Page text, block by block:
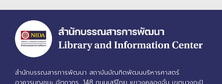
สำนักบรรณสารการพัฒนา สถาบันบัณฑิตพัฒนบริหารศาสตร์